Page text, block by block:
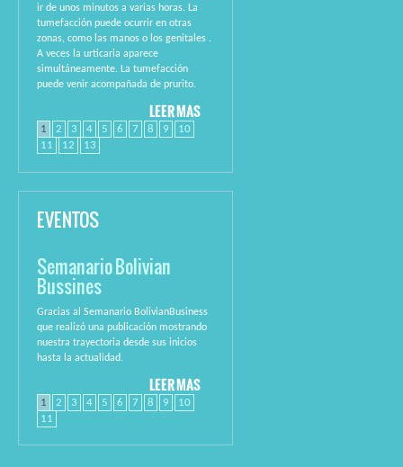
ir de unos minutos a varias horas. La
tumefacción puede ocurrir en otras
zonas, como las manos o los genitales .
A veces la urticaria aparece
simultáneamente. La tumefacción
puede venir acompañada de prurito.
LEER MAS
1 2 3 4 5 6 7 8 9
10
11
12
13
montre
EVENTOS
Semanario Bolivian
Bussines
Gracias al Semanario BolivianBusiness
que realizó una publicación mostrando
nuestra trayectoria desde sus inicios
hasta la actualidad.
LEER MAS
1 2 3 4 5 6 7 8 9
10
11